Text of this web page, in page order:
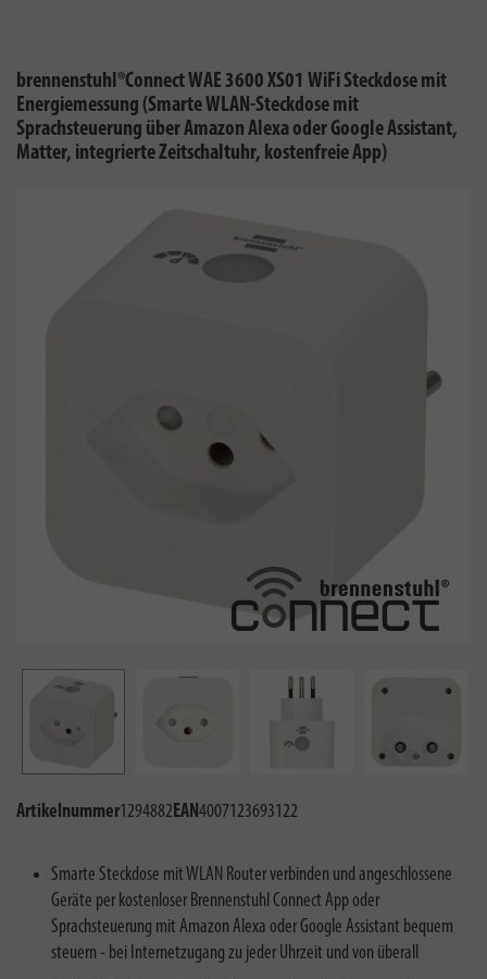
brennenstuhl®Connect WAE 3600 XS01 WiFi Steckdose mit
Energiemessung (Smarte WLAN-Steckdose mit
Sprachsteuerung über Amazon Alexa oder Google Assistant,
Matter, integrierte Zeitschaltuhr, kostenfreie App)
Artikelnummer1294882EAN4007123693122
Smarte Steckdose mit WLAN Router verbinden und angeschlossene
Geräte per kostenloser Brennenstuhl Connect App oder
Sprachsteuerung mit Amazon Alexa oder Google Assistant bequem
steuern - bei Internetzugang zu jeder Uhrzeit und von überall